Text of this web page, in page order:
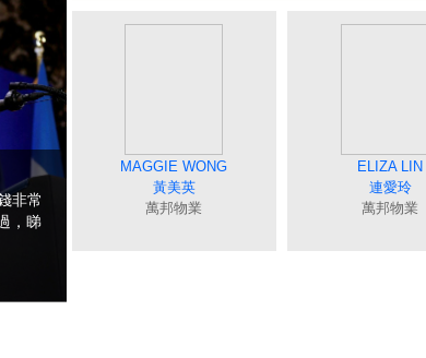
非常
，睇
SISI LIAO
廖細鳳
萬邦物業
DEBBIE TONG
唐英霞
萬邦物業
MAY NIP
聶美玲
萬邦物業
BORIS SIN
冼嘉臻
萬邦物業
MAGGIE WONG
黃美英
萬邦物業
COCO CHAN
陳蘭貞
萬邦物業
MEI NG
吳美美
萬邦物業
MING YUAN
袁月明
萬邦物業
JIMMY YU
余志雄
萬邦物業
ELIZA LIN
連愛玲
萬邦物業